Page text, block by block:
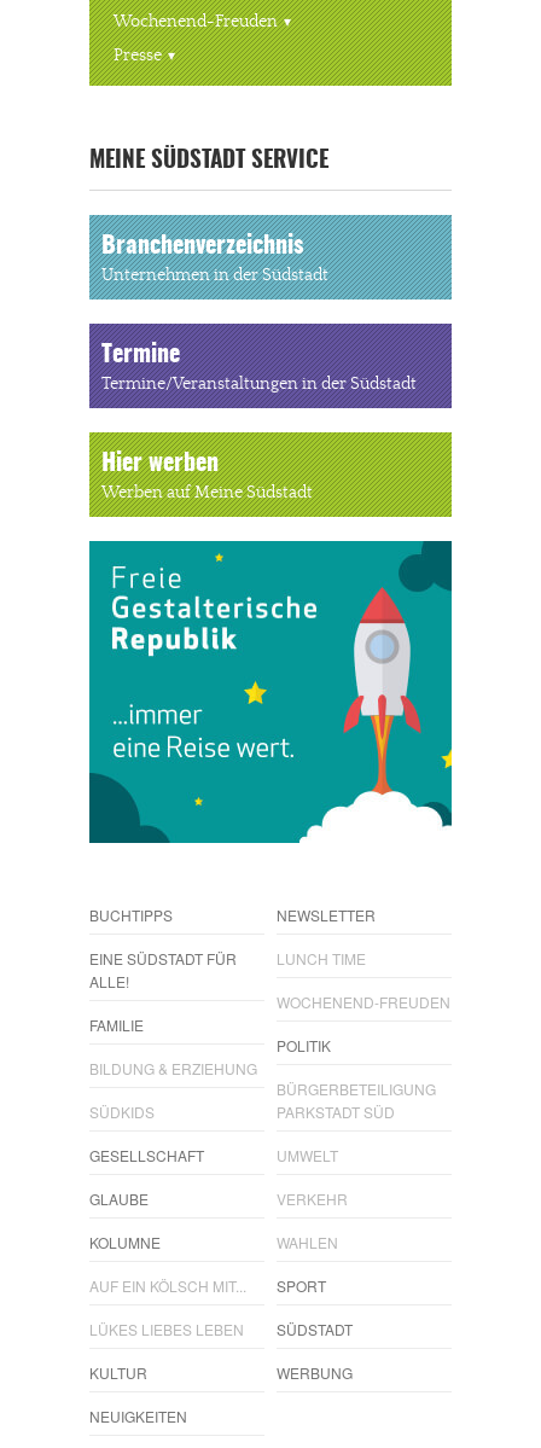
« ALLE VERANSTALTUNGEN
Wochenend-Freuden
Presse
MEINE SÜDSTADT SERVICE
Branchenverzeichnis
Unternehmen in der Südstadt
Termine
Termine/Veranstaltungen in der Südstadt
Hier werben
Werben auf Meine Südstadt
BUCHTIPPS
EINE SÜDSTADT FÜR
ALLE!
FAMILIE
BILDUNG & ERZIEHUNG
SÜDKIDS
GESELLSCHAFT
GLAUBE
KOLUMNE
AUF EIN KÖLSCH MIT...
LÜKES LIEBES LEBEN
KULTUR
NEUIGKEITEN
NEWSLETTER
LUNCH TIME
WOCHENEND-FREUDEN
POLITIK
BÜRGERBETEILIGUNG
PARKSTADT SÜD
UMWELT
VERKEHR
WAHLEN
SPORT
SÜDSTADT
WERBUNG